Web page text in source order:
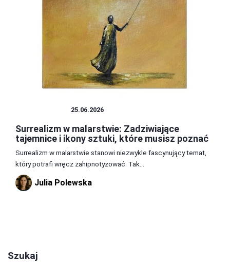
25.06.2026
Surrealizm w malarstwie: Zadziwiające
tajemnice i ikony sztuki, które musisz poznać
Surrealizm w malarstwie stanowi niezwykle fascynujący temat,
który potrafi wręcz zahipnotyzować. Tak...
Julia Polewska
Szukaj